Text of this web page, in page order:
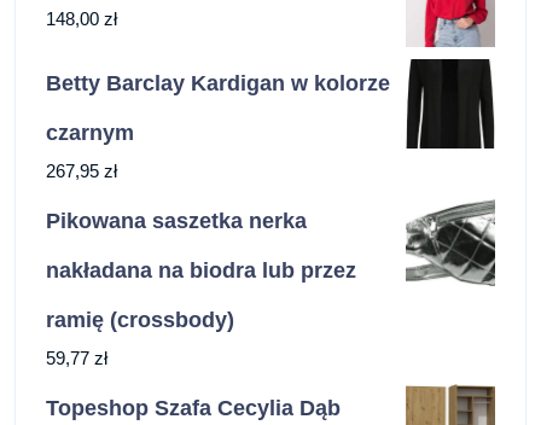
148,00 zł
Betty Barclay Kardigan w kolorze
czarnym
267,95 zł
Pikowana saszetka nerka
nakładana na biodra lub przez
ramię (crossbody)
59,77 zł
Topeshop Szafa Cecylia Dąb